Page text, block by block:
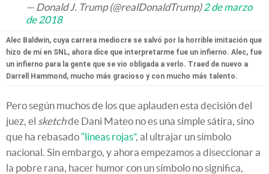
— Donald J. Trump (@realDonaldTrump) 2 de marzo
de 2018
Alec Baldwin, cuya carrera mediocre se salvó por la horrible imitación que
hizo de mí en SNL, ahora dice que interpretarme fue un infierno. Alec, fue
un infierno para la gente que se vio obligada a verlo. Traed de nuevo a
Darrell Hammond, mucho más gracioso y con mucho más talento.
Pero según muchos de los que aplauden esta decisión del
juez, el sketchde Dani Mateo no es una simple sátira, sino
que ha rebasado“líneas rojas”, al ultrajar un símbolo
nacional. Sin embargo, y ahora empezamos a diseccionar a
la pobre rana, hacer humor con un símbolo no significa,